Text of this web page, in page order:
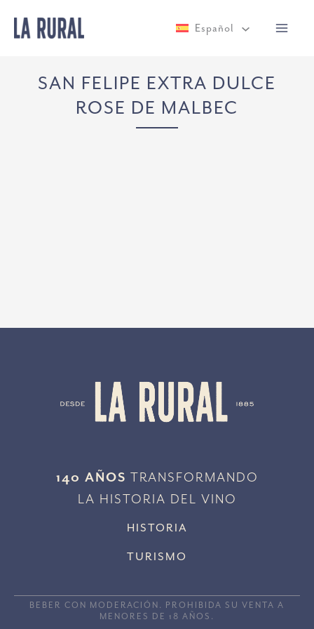
Español
SAN FELIPE EXTRA DULCE
ROSE DE MALBEC
140 AÑOS TRANSFORMANDO
LA HISTORIA DEL VINO
HISTORIA
TURISMO
BEBER CON MODERACIÓN. PROHIBIDA SU VENTA A
MENORES DE 18 AÑOS.